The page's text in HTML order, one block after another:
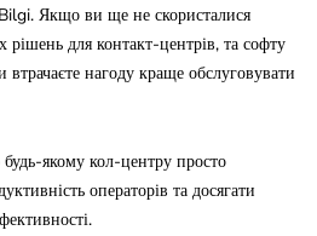
Якщо ви ще не скористалися
рішень для контакт-центрів, та софту
нагоду краще обслуговувати
якому кол-центру просто
операторів та досягати